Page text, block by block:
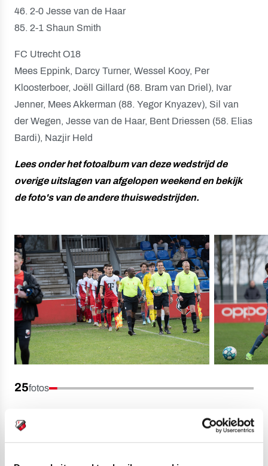
46. 2-0 Jesse van de Haar
85. 2-1 Shaun Smith
FC Utrecht O18
Mees Eppink, Darcy Turner, Wessel Kooy, Per
Kloosterboer, Joëll Gillard (68. Bram van Driel), Ivar
Jenner, Mees Akkerman (88. Yegor Knyazev), Sil van
der Wegen, Jesse van de Haar, Bent Driessen (58. Elias
Bardi), Nazjir Held
Lees onder het fotoalbum van deze wedstrijd de
overige uitslagen van afgelopen weekend en bekijk
de foto's van de andere thuiswedstrijden.
25fotos
Uitslagen zaterdag 4 februari: